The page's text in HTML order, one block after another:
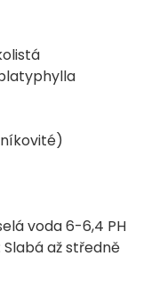
voda 6-6,4 PH
až středně